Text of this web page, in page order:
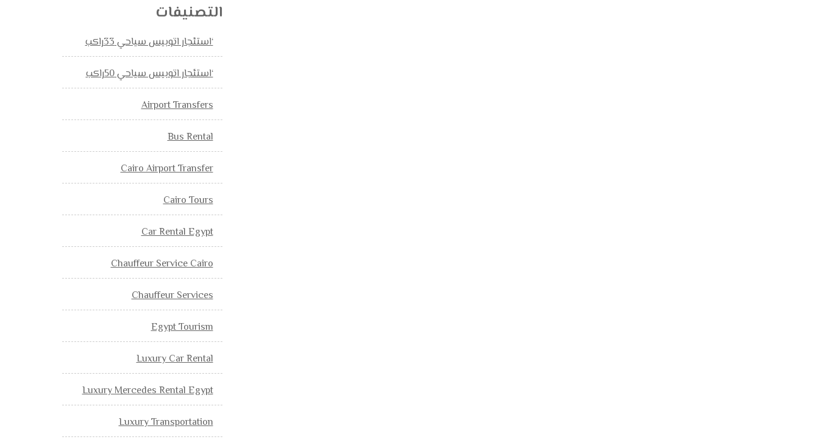
التصنيفات
‘استئجار اتوبيس سياحي 33راكب
‘استئجار اتوبيس سياحي 50راكب
Airport Transfers
Bus Rental
Cairo Airport Transfer
Cairo Tours
Car Rental Egypt
Chauffeur Service Cairo
Chauffeur Services
Egypt Tourism
Luxury Car Rental
Luxury Mercedes Rental Egypt
Luxury Transportation